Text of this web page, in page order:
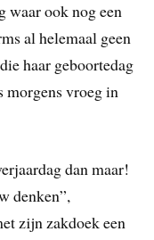
waar ook nog een
al helemaal geen
haar geboortedag
morgens vroeg in
dan maar!
denken”,
zijn zakdoek een